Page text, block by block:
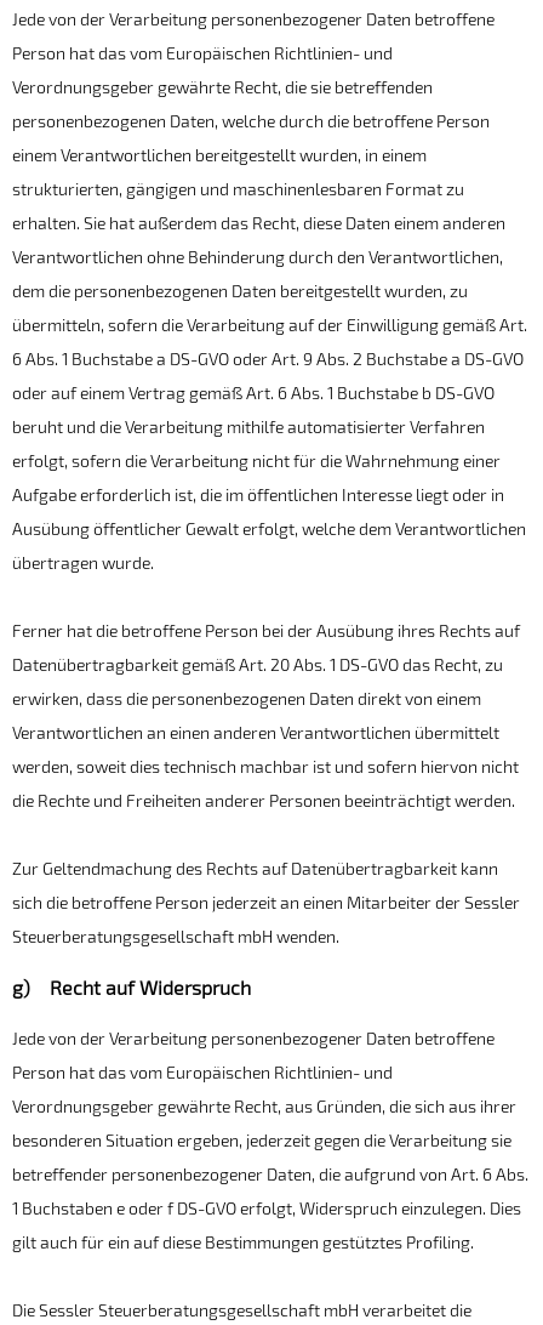
Jede von der Verarbeitung personenbezogener Daten betroffene
Person hat das vom Europäischen Richtlinien- und
Verordnungsgeber gewährte Recht, die sie betreffenden
personenbezogenen Daten, welche durch die betroffene Person
einem Verantwortlichen bereitgestellt wurden, in einem
strukturierten, gängigen und maschinenlesbaren Format zu
erhalten. Sie hat außerdem das Recht, diese Daten einem anderen
Verantwortlichen ohne Behinderung durch den Verantwortlichen,
dem die personenbezogenen Daten bereitgestellt wurden, zu
übermitteln, sofern die Verarbeitung auf der Einwilligung gemäß Art.
6 Abs. 1 Buchstabe a DS-GVO oder Art. 9 Abs. 2 Buchstabe a DS-GVO
oder auf einem Vertrag gemäß Art. 6 Abs. 1 Buchstabe b DS-GVO
beruht und die Verarbeitung mithilfe automatisierter Verfahren
erfolgt, sofern die Verarbeitung nicht für die Wahrnehmung einer
Aufgabe erforderlich ist, die im öffentlichen Interesse liegt oder in
Ausübung öffentlicher Gewalt erfolgt, welche dem Verantwortlichen
übertragen wurde.
Ferner hat die betroffene Person bei der Ausübung ihres Rechts auf
Datenübertragbarkeit gemäß Art. 20 Abs. 1 DS-GVO das Recht, zu
erwirken, dass die personenbezogenen Daten direkt von einem
Verantwortlichen an einen anderen Verantwortlichen übermittelt
werden, soweit dies technisch machbar ist und sofern hiervon nicht
die Rechte und Freiheiten anderer Personen beeinträchtigt werden.
Zur Geltendmachung des Rechts auf Datenübertragbarkeit kann
sich die betroffene Person jederzeit an einen Mitarbeiter der Sessler
Steuerberatungsgesellschaft mbH wenden.
g) Recht auf Widerspruch
Jede von der Verarbeitung personenbezogener Daten betroffene
Person hat das vom Europäischen Richtlinien- und
Verordnungsgeber gewährte Recht, aus Gründen, die sich aus ihrer
besonderen Situation ergeben, jederzeit gegen die Verarbeitung sie
betreffender personenbezogener Daten, die aufgrund von Art. 6 Abs.
1 Buchstaben e oder f DS-GVO erfolgt, Widerspruch einzulegen. Dies
gilt auch für ein auf diese Bestimmungen gestütztes Profiling.
Die Sessler Steuerberatungsgesellschaft mbH verarbeitet die